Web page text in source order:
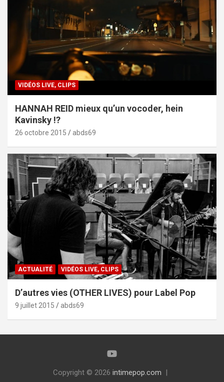
VIDÉOS LIVE, CLIPS
HANNAH REID mieux qu’un vocoder, hein
Kavinsky !?
26 octobre 2015 abds69
ACTUALITÉ VIDÉOS LIVE, CLIPS
D’autres vies (OTHER LIVES) pour Label Pop
9 juillet 2015 abds69
Copyright © 2026 intimepop.com